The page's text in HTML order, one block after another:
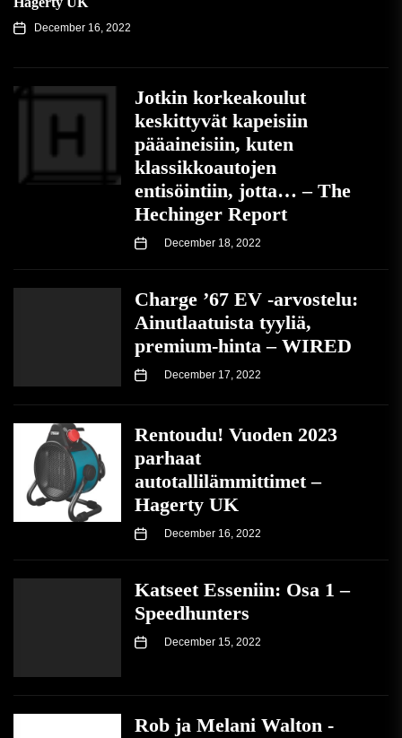
December 16, 2022
Jotkin korkeakoulut
keskittyvät kapeisiin
pääaineisiin, kuten
klassikkoautojen
entisöintiin, jotta… – The
Hechinger Report
December 18, 2022
Charge ’67 EV -arvostelu:
Ainutlaatuista tyyliä,
premium-hinta – WIRED
December 17, 2022
Rentoudu! Vuoden 2023
parhaat
autotallilämmittimet –
Hagerty UK
December 16, 2022
Katseet Esseniin: Osa 1 –
Speedhunters
December 15, 2022
Rob ja Melani Walton -